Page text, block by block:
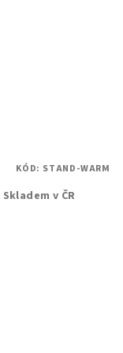
Skladem v ČR
KÓD: STAND-WARM